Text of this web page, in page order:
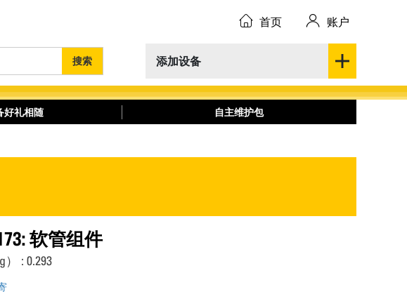
添加设备
搜索
首页 账户
好礼相随 自主维护包
软管组件
: 0.293